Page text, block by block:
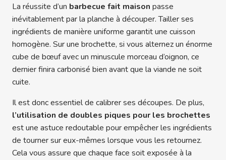
La réussite d’un barbecue fait maison passe
inévitablement par la planche à découper. Tailler ses
ingrédients de manière uniforme garantit une cuisson
homogène. Sur une brochette, si vous alternez un énorme
cube de bœuf avec un minuscule morceau d’oignon, ce
dernier finira carbonisé bien avant que la viande ne soit
cuite.
Il est donc essentiel de calibrer ses découpes. De plus,
l’utilisation de doubles piques pour les brochettes
est une astuce redoutable pour empêcher les ingrédients
de tourner sur eux-mêmes lorsque vous les retournez.
Cela vous assure que chaque face soit exposée à la